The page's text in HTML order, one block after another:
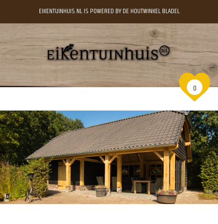
EIKENTUINHUIS.NL IS POWERED BY DE HOUTWINKEL BLADEL
0